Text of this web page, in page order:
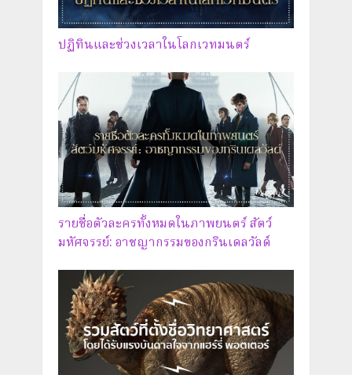
ปฏิทินและช่วงเวลาในโลกเวทมนตร์
รายชื่อตัวละครทั้งหมดในภาพยนตร์ สัตว์
มหัศจรรย์: อาชญากรรมของกรินเดลวัลด์